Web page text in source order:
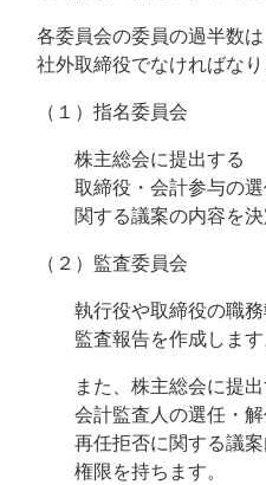
各委員会の委員の過半数は
社外取締役でなければなり
（１）指名委員会
株主総会に提出する
取締役・会計参与の選
関する議案の内容を決
（２）監査委員会
執行役や取締役の職務
監査報告を作成します
また、株主総会に提出
会計監査人の選任・解
再任拒否に関する議案
権限を持ちます。